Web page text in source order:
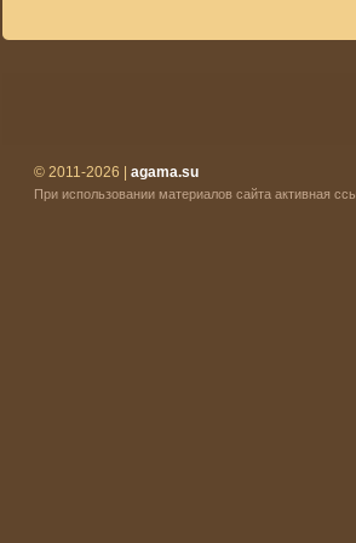
© 2011-2026 | agama.su
При использовании материалов сайта активная